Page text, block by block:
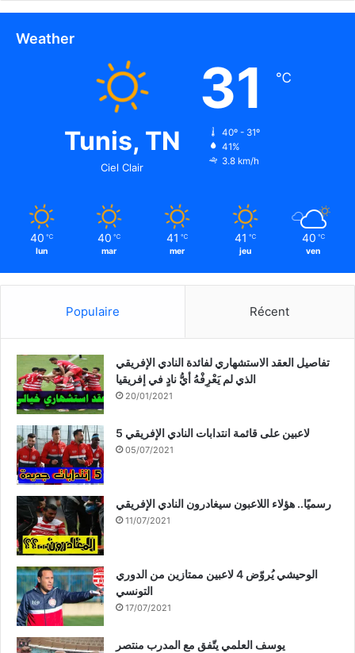
ل
Weather
Tunis, TN
Ciel Clair
31 ℃
40º - 31º
41%
3.8 km/h
40 ℃
lun
40 ℃
mar
41 ℃
mer
41 ℃
jeu
40 ℃
ven
Populaire Récent
تفاصيل العقد الاستشهاري لفائدة النادي الإفريقي
الذي لم يَعْرِفْهُ أيُّ نادٍ في إفريقيا
20/01/2021
5 لاعبين على قائمة انتدابات النادي الإفريقي
05/07/2021
رسميًا.. هؤلاء اللاعبون سيغادرون النادي الإفريقي
11/07/2021
الوحيشي يُروّض 4 لاعبين ممتازين من الدوري
التونسي
17/07/2021
يوسف العلمي يتّفق مع المدرب منتصر